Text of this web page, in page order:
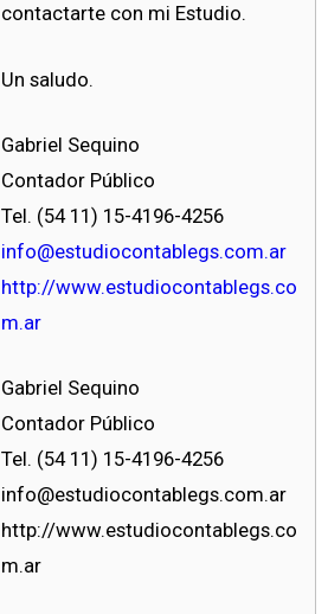
contactarte con mi Estudio.
Un saludo.
Gabriel Sequino
Contador Público
Tel. (54 11) 15-4196-4256
info@estudiocontablegs.com.ar
http://www.estudiocontablegs.co
m.ar
Gabriel Sequino
Contador Público
Tel. (54 11) 15-4196-4256
info@estudiocontablegs.com.ar
http://www.estudiocontablegs.co
m.ar